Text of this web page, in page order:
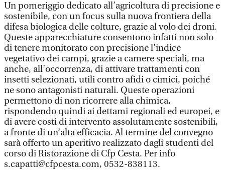
Un pomeriggio dedicato all’agricoltura di precisione e
sostenibile, con un focus sulla nuova frontiera della
difesa biologica delle colture, grazie al volo dei droni.
Queste apparecchiature consentono infatti non solo
di tenere monitorato con precisione l’indice
vegetativo dei campi, grazie a camere speciali, ma
anche, all’occorrenza, di attivare trattamenti con
insetti selezionati, utili contro afidi o cimici, poiché
ne sono antagonisti naturali. Queste operazioni
permettono di non ricorrere alla chimica,
rispondendo quindi ai dettami regionali ed europei, e
di avere costi di intervento assolutamente sostenibili,
a fronte di un’alta efficacia. Al termine del convegno
sarà offerto un aperitivo realizzato dagli studenti del
corso di Ristorazione di Cfp Cesta. Per info
s.capatti@cfpcesta.com, 0532-838113.